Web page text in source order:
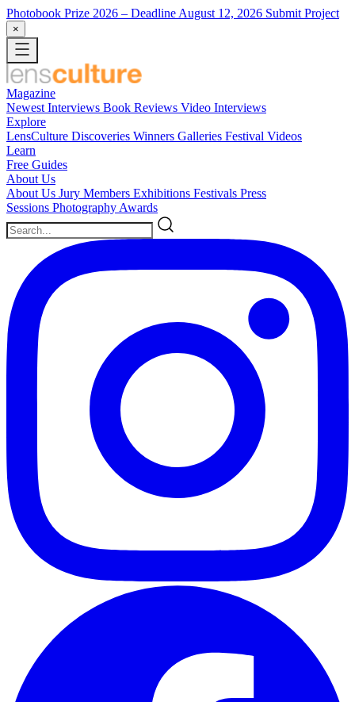
Photobook Prize 2026 – Deadline August 12, 2026 Submit Project
×
Magazine
Newest Interviews Book Reviews Video Interviews
Explore
LensCulture Discoveries Winners Galleries Festival Videos
Learn
Free Guides
About Us
About Us Jury Members Exhibitions Festivals Press
Sessions Photography Awards